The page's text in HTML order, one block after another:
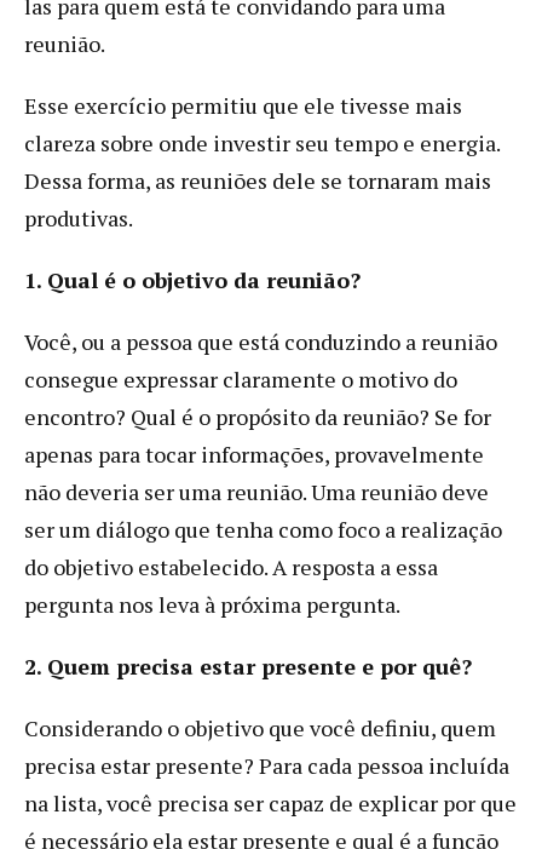
las para quem está te convidando para uma
reunião.
Esse exercício permitiu que ele tivesse mais
clareza sobre onde investir seu tempo e energia.
Dessa forma, as reuniões dele se tornaram mais
produtivas.
1. Qual é o objetivo da reunião?
Você, ou a pessoa que está conduzindo a reunião
consegue expressar claramente o motivo do
encontro? Qual é o propósito da reunião? Se for
apenas para tocar informações, provavelmente
não deveria ser uma reunião. Uma reunião deve
ser um diálogo que tenha como foco a realização
do objetivo estabelecido. A resposta a essa
pergunta nos leva à próxima pergunta.
2. Quem precisa estar presente e por quê?
Considerando o objetivo que você definiu, quem
precisa estar presente? Para cada pessoa incluída
na lista, você precisa ser capaz de explicar por que
é necessário ela estar presente e qual é a função